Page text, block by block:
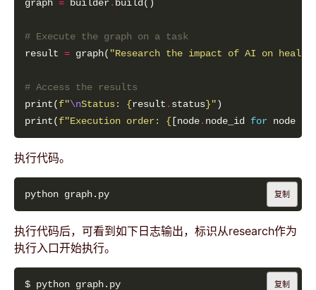
graph = builder.
# Execute the graph on a task
result = graph( "Research the impact of AI on
# Access the results
print(f"\nStatus: {result . status}"
print(f"Execution order: {[node. node_id for node
执行代码。
复制
执行代码后，可看到如下日志输出，标识从research作为
执行入口开始执行。
复制